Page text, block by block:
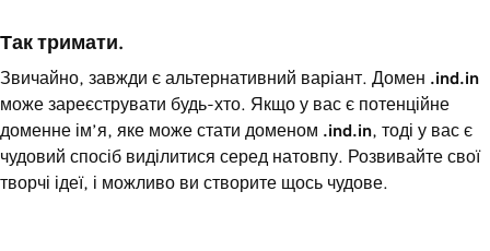
Так тримати.
Звичайно, завжди є альтернативний варіант. Домен .ind.in
може зареєструвати будь-хто. Якщо у вас є потенційне
доменне ім’я, яке може стати доменом .ind.in , тоді у вас є
чудовий спосіб виділитися серед натовпу. Розвивайте свої
творчі ідеї, і можливо ви створите щось чудове.